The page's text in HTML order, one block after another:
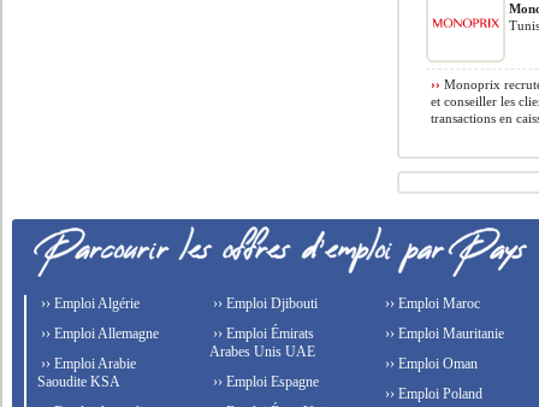
›› Monoprix
et conseiller les
transactions en
›› Emploi Algérie
›› Emploi Allemagne
›› Emploi Arabie
Saoudite KSA
›› Emploi Djibouti
›› Emploi Émirats
Arabes Unis UAE
›› Emploi Espagne
›› Emploi Maroc
›› Emploi Mauritanie
›› Emploi Oman
›› Emploi Poland